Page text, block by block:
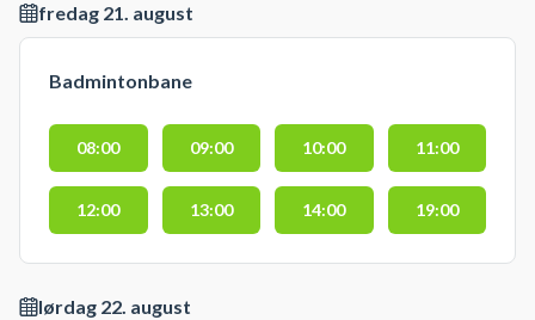
fredag 21. august
Badmintonbane
08:00 09:00 10:00 11:00
12:00 13:00 14:00 19:00
lørdag 22. august